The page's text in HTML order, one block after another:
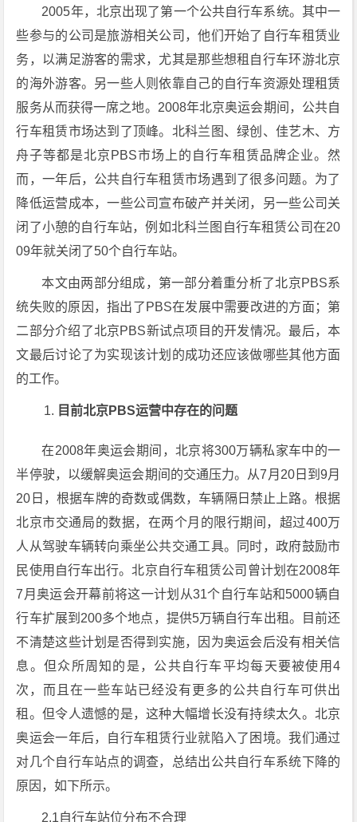
2005年，北京出现了第一个公共自行车系统。其中一
些参与的公司是旅游相关公司，他们开始了自行车租赁业
务，以满足游客的需求，尤其是那些想租自行车环游北京
的海外游客。另一些人则依靠自己的自行车资源处理租赁
服务从而获得一席之地。2008年北京奥运会期间，公共自
行车租赁市场达到了顶峰。北科兰图、绿创、佳艺木、方
舟子等都是北京PBS市场上的自行车租赁品牌企业。然
而，一年后，公共自行车租赁市场遇到了很多问题。为了
降低运营成本，一些公司宣布破产并关闭，另一些公司关
闭了小憩的自行车站，例如北科兰图自行车租赁公司在20
09年就关闭了50个自行车站。
本文由两部分组成，第一部分着重分析了北京PBS系
统失败的原因，指出了PBS在发展中需要改进的方面；第
二部分介绍了北京PBS新试点项目的开发情况。最后，本
文最后讨论了为实现该计划的成功还应该做哪些其他方面
的工作。
目前北京PBS运营中存在的问题
在2008年奥运会期间，北京将300万辆私家车中的一
半停驶，以缓解奥运会期间的交通压力。从7月20日到9月
20日，根据车牌的奇数或偶数，车辆隔日禁止上路。根据
北京市交通局的数据，在两个月的限行期间，超过400万
人从驾驶车辆转向乘坐公共交通工具。同时，政府鼓励市
民使用自行车出行。北京自行车租赁公司曾计划在2008年
7月奥运会开幕前将这一计划从31个自行车站和5000辆自
行车扩展到200多个地点，提供5万辆自行车出租。目前还
不清楚这些计划是否得到实施，因为奥运会后没有相关信
息。但众所周知的是，公共自行车平均每天要被使用4
次，而且在一些车站已经没有更多的公共自行车可供出
租。但令人遗憾的是，这种大幅增长没有持续太久。北京
奥运会一年后，自行车租赁行业就陷入了困境。我们通过
对几个自行车站点的调查，总结出公共自行车系统下降的
原因，如下所示。
2.1自行车站位分布不合理